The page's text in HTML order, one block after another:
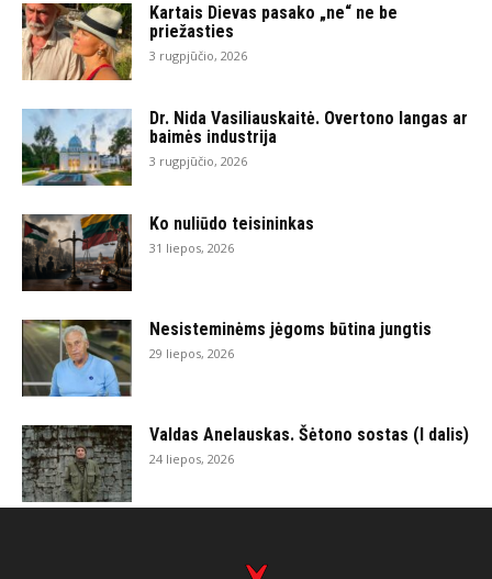
Kartais Dievas pasako „ne“ ne be
priežasties
3 rugpjūčio, 2026
Dr. Nida Vasiliauskaitė. Overtono langas ar
baimės industrija
3 rugpjūčio, 2026
Ko nuliūdo teisininkas
31 liepos, 2026
Nesisteminėms jėgoms būtina jungtis
29 liepos, 2026
Valdas Anelauskas. Šėtono sostas (I dalis)
24 liepos, 2026